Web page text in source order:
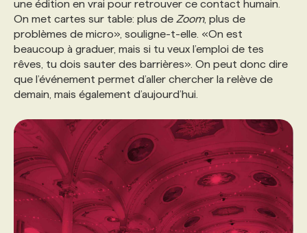
une édition en vrai pour retrouver ce contact humain.
On met cartes sur table: plus de Zoom, plus de
problèmes de micro», souligne-t-elle. «On est
beaucoup à graduer, mais si tu veux l’emploi de tes
rêves, tu dois sauter des barrières». On peut donc dire
que l’événement permet d’aller chercher la relève de
demain, mais également d’aujourd’hui.